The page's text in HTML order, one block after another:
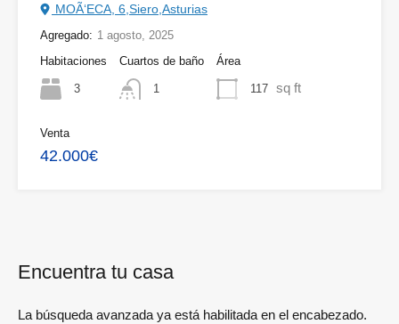
MOÃ‘ECA, 6,Siero,Asturias
Agregado: 1 agosto, 2025
Habitaciones
3
Cuartos de baño
1
Área
117 sq ft
Venta
42.000€
Encuentra tu casa
La búsqueda avanzada ya está habilitada en el encabezado.